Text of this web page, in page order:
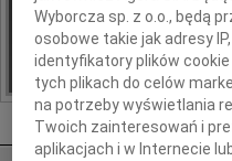
przyjaciółmi.
*ogłoszenie
Wyborcza sp. z o.o., będą
osobowe takie jak adresy
identyfikatory plików
tych plikach do celów
na potrzeby wyświetlania
Twoich zainteresowań i
aplikacjach i w Internecie